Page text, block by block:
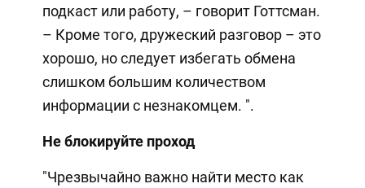
подкаст или работу, – говорит Готтсман.
– Кроме того, дружеский разговор – это
хорошо, но следует избегать обмена
слишком большим количеством
информации с незнакомцем. ".
Не блокируйте проход
"Чрезвычайно важно найти место как